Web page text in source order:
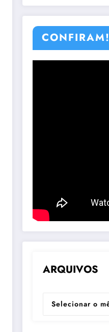
CONFIRAM!
ARQUIVOS
ARQUIVOS